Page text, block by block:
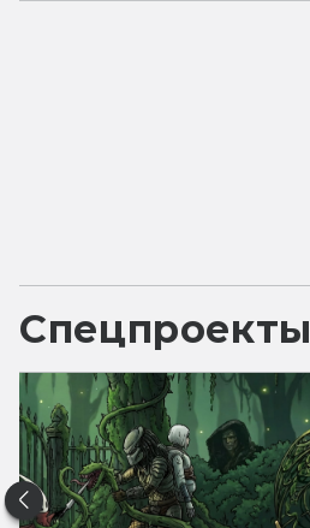
Спецпроекты